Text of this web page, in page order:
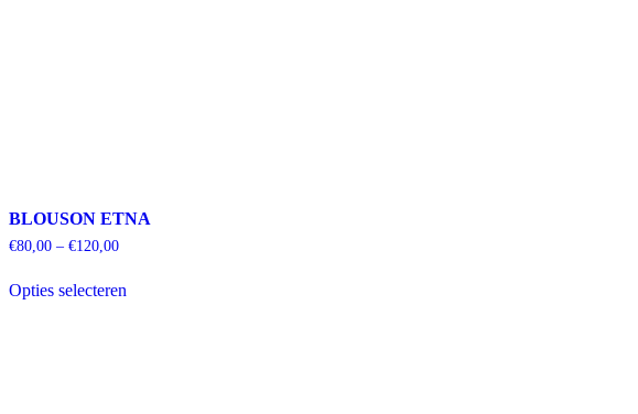
BLOUSON ETNA
€80,00 – €120,00
Opties selecterenproduct